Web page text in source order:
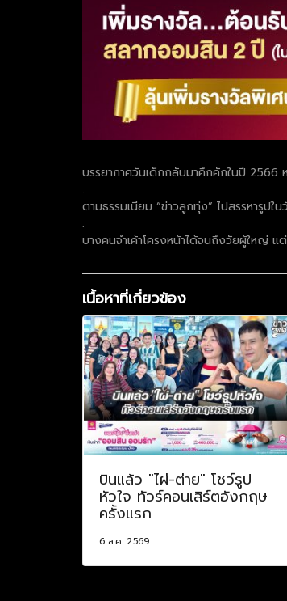
บรรยากาศวันเด็กกลับมาคึกคักในปี
.
ตามธรรมเนียม “ข่าวลูกทุ่ง” ไปสรรหารูป
.
บางคนจำเค้าโครงหน้าได้จนถึงวัยผู้ใหญ่ แ
เนื้อหาที่เกี่ยวข้อง
บินแล้ว "ไผ่-ต่าย" โชว์รูป
หัวใจ ทัวร์คอนเสิร์ตอังกฤษ
ครั้งแรก
6 ส.ค. 2569